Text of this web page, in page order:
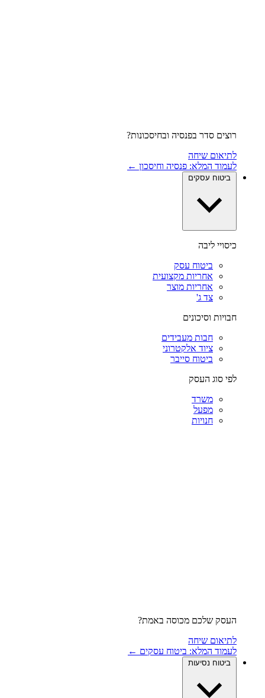
רוצים סדר בפנסיה ובחיסכונות?
לתיאום שיחה
לעמוד המלא: פנסיה וחיסכון ←
ביטוח עסקים
כיסויי ליבה
ביטוח עסק
אחריות מקצועית
אחריות מוצר
צד ג'
חבויות וסיכונים
חבות מעבידים
ציוד אלקטרוני
ביטוח סייבר
לפי סוג העסק
משרד
מפעל
חנויות
העסק שלכם מכוסה באמת?
לתיאום שיחה
לעמוד המלא: ביטוח עסקים ←
ביטוח נסיעות